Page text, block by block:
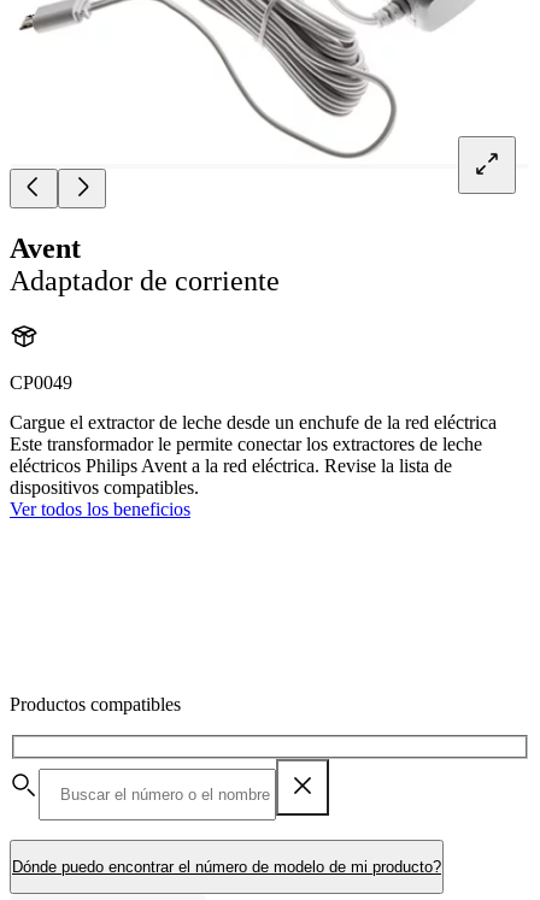
Avent
Adaptador de corriente
CP0049
Cargue el extractor de leche desde un enchufe de la red eléctrica
Este transformador le permite conectar los extractores de leche
eléctricos Philips Avent a la red eléctrica. Revise la lista de
dispositivos compatibles.
Ver todos los beneficios
Productos compatibles
Dónde puedo encontrar el número de modelo de mi producto?